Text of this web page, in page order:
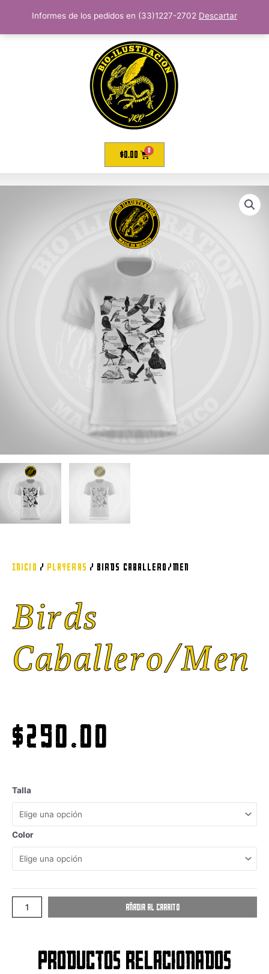
Informes de los pedidos en (33)1227-2702 Descartar
$0.00
Inicio / Playeras / Birds Caballero/men
Birds
Caballero/men
$290.00
Talla
Color
Añadir al carrito
Productos relacionados